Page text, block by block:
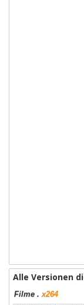
Alle Versionen
Filme .x264